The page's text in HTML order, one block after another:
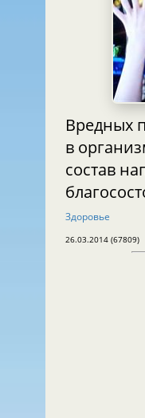
Вредных
в
состав напрямую зависит от
Здоровье
26.03.2014 (67809)